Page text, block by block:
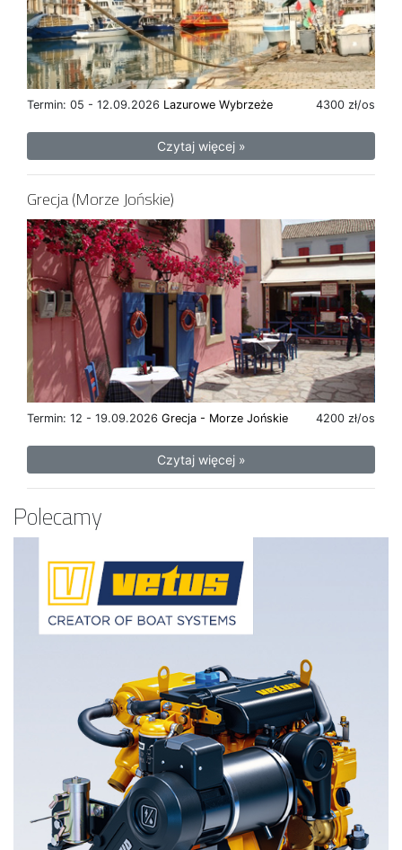
Termin: 05 - 12.09.2026 4300 zł/os
Lazurowe Wybrzeże
Czytaj więcej »
Grecja (Morze Jońskie)
Termin: 12 - 19.09.2026 4200 zł/os
Grecja - Morze Jońskie
Czytaj więcej »
Polecamy